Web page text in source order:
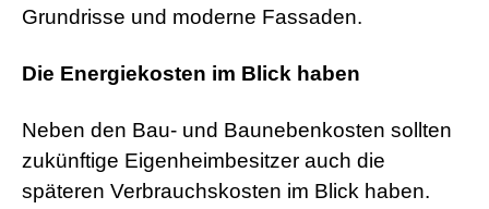
Grundrisse und moderne Fassaden.
Die Energiekosten im Blick haben
Neben den Bau- und Baunebenkosten sollten
zukünftige Eigenheimbesitzer auch die
späteren Verbrauchskosten im Blick haben.